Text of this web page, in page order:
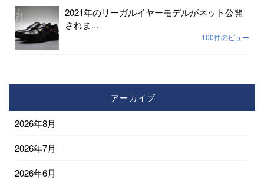
2021年のリーガルイヤーモデルがネット公開
されま...
100件のビュー
アーカイブ
2026年8月
2026年7月
2026年6月